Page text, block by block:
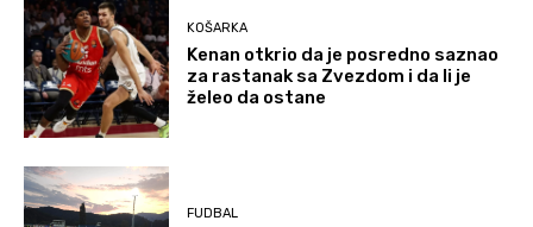
KOŠARKA
Kenan otkrio da je posredno saznao
za rastanak sa Zvezdom i da li je
želeo da ostane
FUDBAL